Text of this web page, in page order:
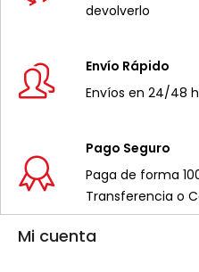
devolverlo
Envío Rápido
Envíos en 24/48
Pago Seguro
Paga de forma
Transferencia o
Mi cuenta